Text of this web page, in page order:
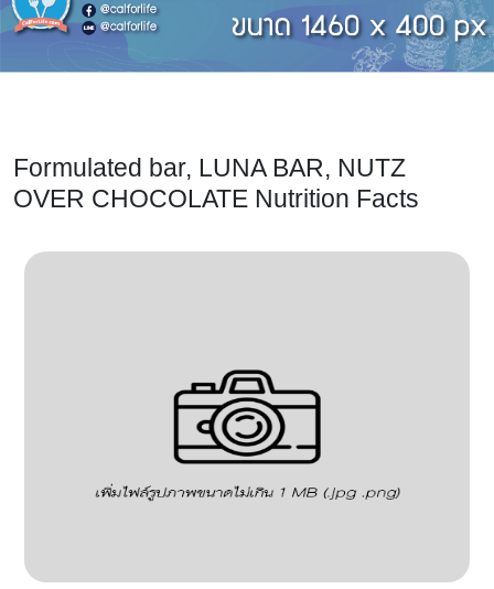
Formulated bar, LUNA BAR, NUTZ
OVER CHOCOLATE Nutrition Facts